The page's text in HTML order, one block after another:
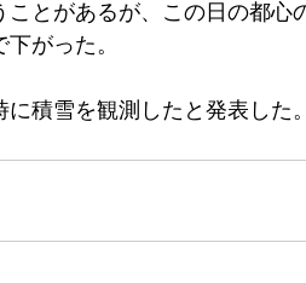
とがあるが、この日の都心
がった。
積雪を観測したと発表した